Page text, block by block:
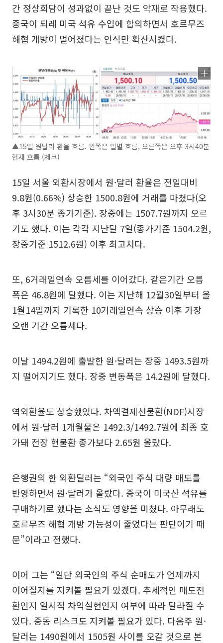
간 정상회담이 성과없이 끝난 것도 악재로 작용했다.
중국이 되레 미국 석유 수입에 합의하면서 호르무즈
해협 개방이 멀어졌다는 인식만 확산시켰다.
▲15일 원달러 환율 흐름. 왼쪽은 일별 흐름, 오른쪽은 오후 3시40분
현재 흐름 (체크)
15일 서울 외환시장에서 원·달러 환율은 전일대비
9.8원(0.66%) 상승한 1500.8원에 거래를 마쳤다(오
후 3시30분 종가기준). 장중에는 1507.7원까지 오르
기도 했다. 이는 각각 지난달 7일(종가기준 1504.2원,
장중기준 1512.6원) 이후 최고치다.
또, 6거래일연속 오름세를 이어갔다. 같은기간 오름
폭은 46.8원에 달했다. 이는 지난해 12월30일부터 올
1월14일까지 기록한 10거래일연속 상승 이후 가장
오랜 기간 오름세다.
이날 1494.2원에 출발한 원·달러는 장중 1493.5원까
지 떨어지기도 했다. 장중 변동폭은 14.2원에 달했다.
역외환율도 상승했었다. 차액결제선물환(NDF)시장
에서 원·달러 1개월물은 1492.3/1492.7원에 최종 호
가돼 전장 현물환 종가보다 2.65원 올랐다.
은행권의 한 외환딜러는 “외국인 주식 대량 매도를
반영하면서 원·달러가 올랐다. 중국이 미국산 석유를
구매하기로 했다는 소식도 영향을 미쳤다. 아무래도
호르무즈 해협 개방 가능성이 줄었다는 판단이기 때
문”이라고 전했다.
이어 그는 “일단 외국인의 주식 순매도가 언제까지
이어질지를 지켜볼 필요가 있겠다. 추세적인 매도전
환인지 일시적 차익실현인지 여부에 따라 달라질 수
있다. 중동 리스크도 지켜볼 필요가 있다. 다음주 원·
달러는 1490원에서 1505원 사이를 오갈 것으로 본